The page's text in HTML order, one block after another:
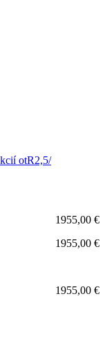
otR2,5/
1955,00 €
1955,00 €
1955,00 €